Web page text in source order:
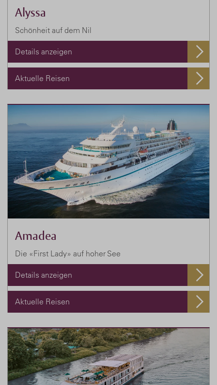
Alyssa
Schönheit auf dem Nil
Details anzeigen
Aktuelle Reisen
Amadea
Die «First Lady» auf hoher See
Details anzeigen
Aktuelle Reisen